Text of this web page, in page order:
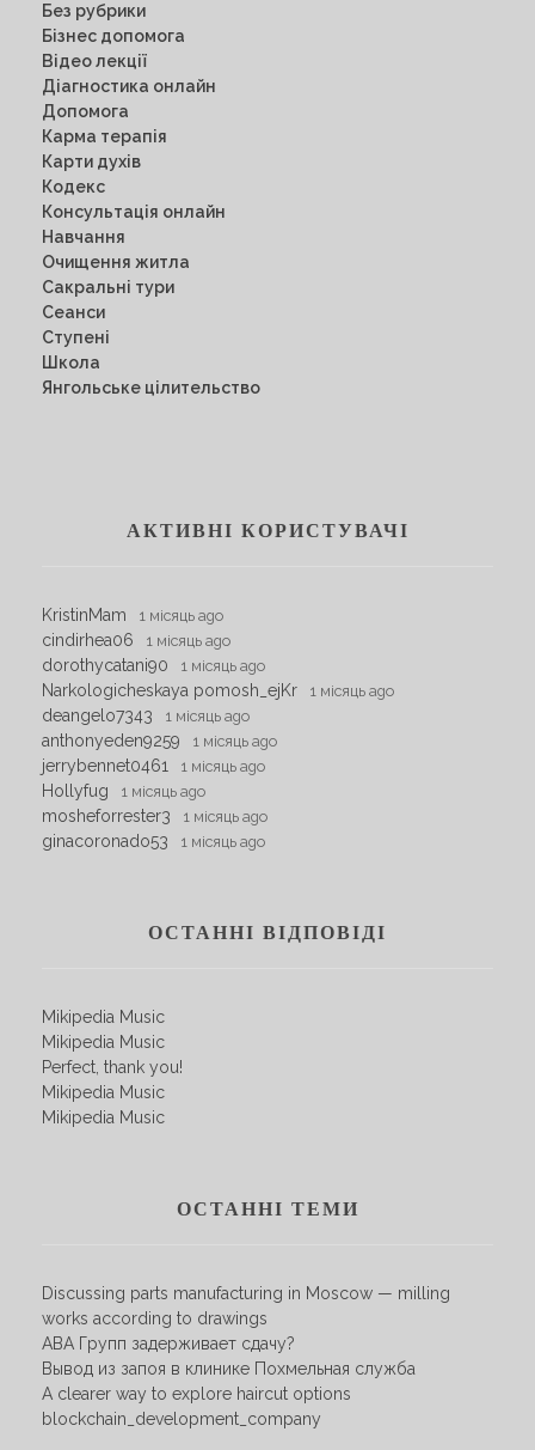
Без рубрики
Бізнес допомога
Відео лекції
Діагностика онлайн
Допомога
Карма терапія
Карти духів
Кодекс
Консультація онлайн
Навчання
Очищення житла
Сакральні тури
Сеанси
Ступені
Школа
Янгольське цілительство
АКТИВНІ КОРИСТУВАЧІ
KristinMam 1 місяць ago
cindirhea06 1 місяць ago
dorothycatani90 1 місяць ago
Narkologicheskaya pomosh_ejKr 1 місяць ago
deangelo7343 1 місяць ago
anthonyeden9259 1 місяць ago
jerrybennet0461 1 місяць ago
Hollyfug 1 місяць ago
mosheforrester3 1 місяць ago
ginacoronado53 1 місяць ago
ОСТАННІ ВІДПОВІДІ
Mikipedia Music
Mikipedia Music
Perfect, thank you!
Mikipedia Music
Mikipedia Music
ОСТАННІ ТЕМИ
Discussing parts manufacturing in Moscow — milling
works according to drawings
АВА Групп задерживает сдачу?
Вывод из запоя в клинике Похмельная служба
A clearer way to explore haircut options
blockchain_development_company